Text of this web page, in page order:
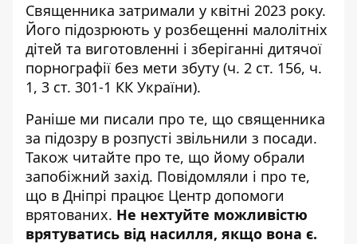
Священника затримали у квітні 2023 року.
Його підозрюють у розбещенні малолітніх
дітей та виготовленні і зберіганні дитячої
порнографії без мети збуту (ч. 2 ст. 156, ч.
1, 3 ст. 301-1 КК України).
Раніше ми писали про те, що священника
за підозру в розпусті звільнили з посади.
Також читайте про те, що йому обрали
запобіжний захід. Повідомляли і про те,
що в Дніпрі працює Центр допомоги
врятованих. Не нехтуйте можливістю
врятуватись від насилля, якщо вона є.